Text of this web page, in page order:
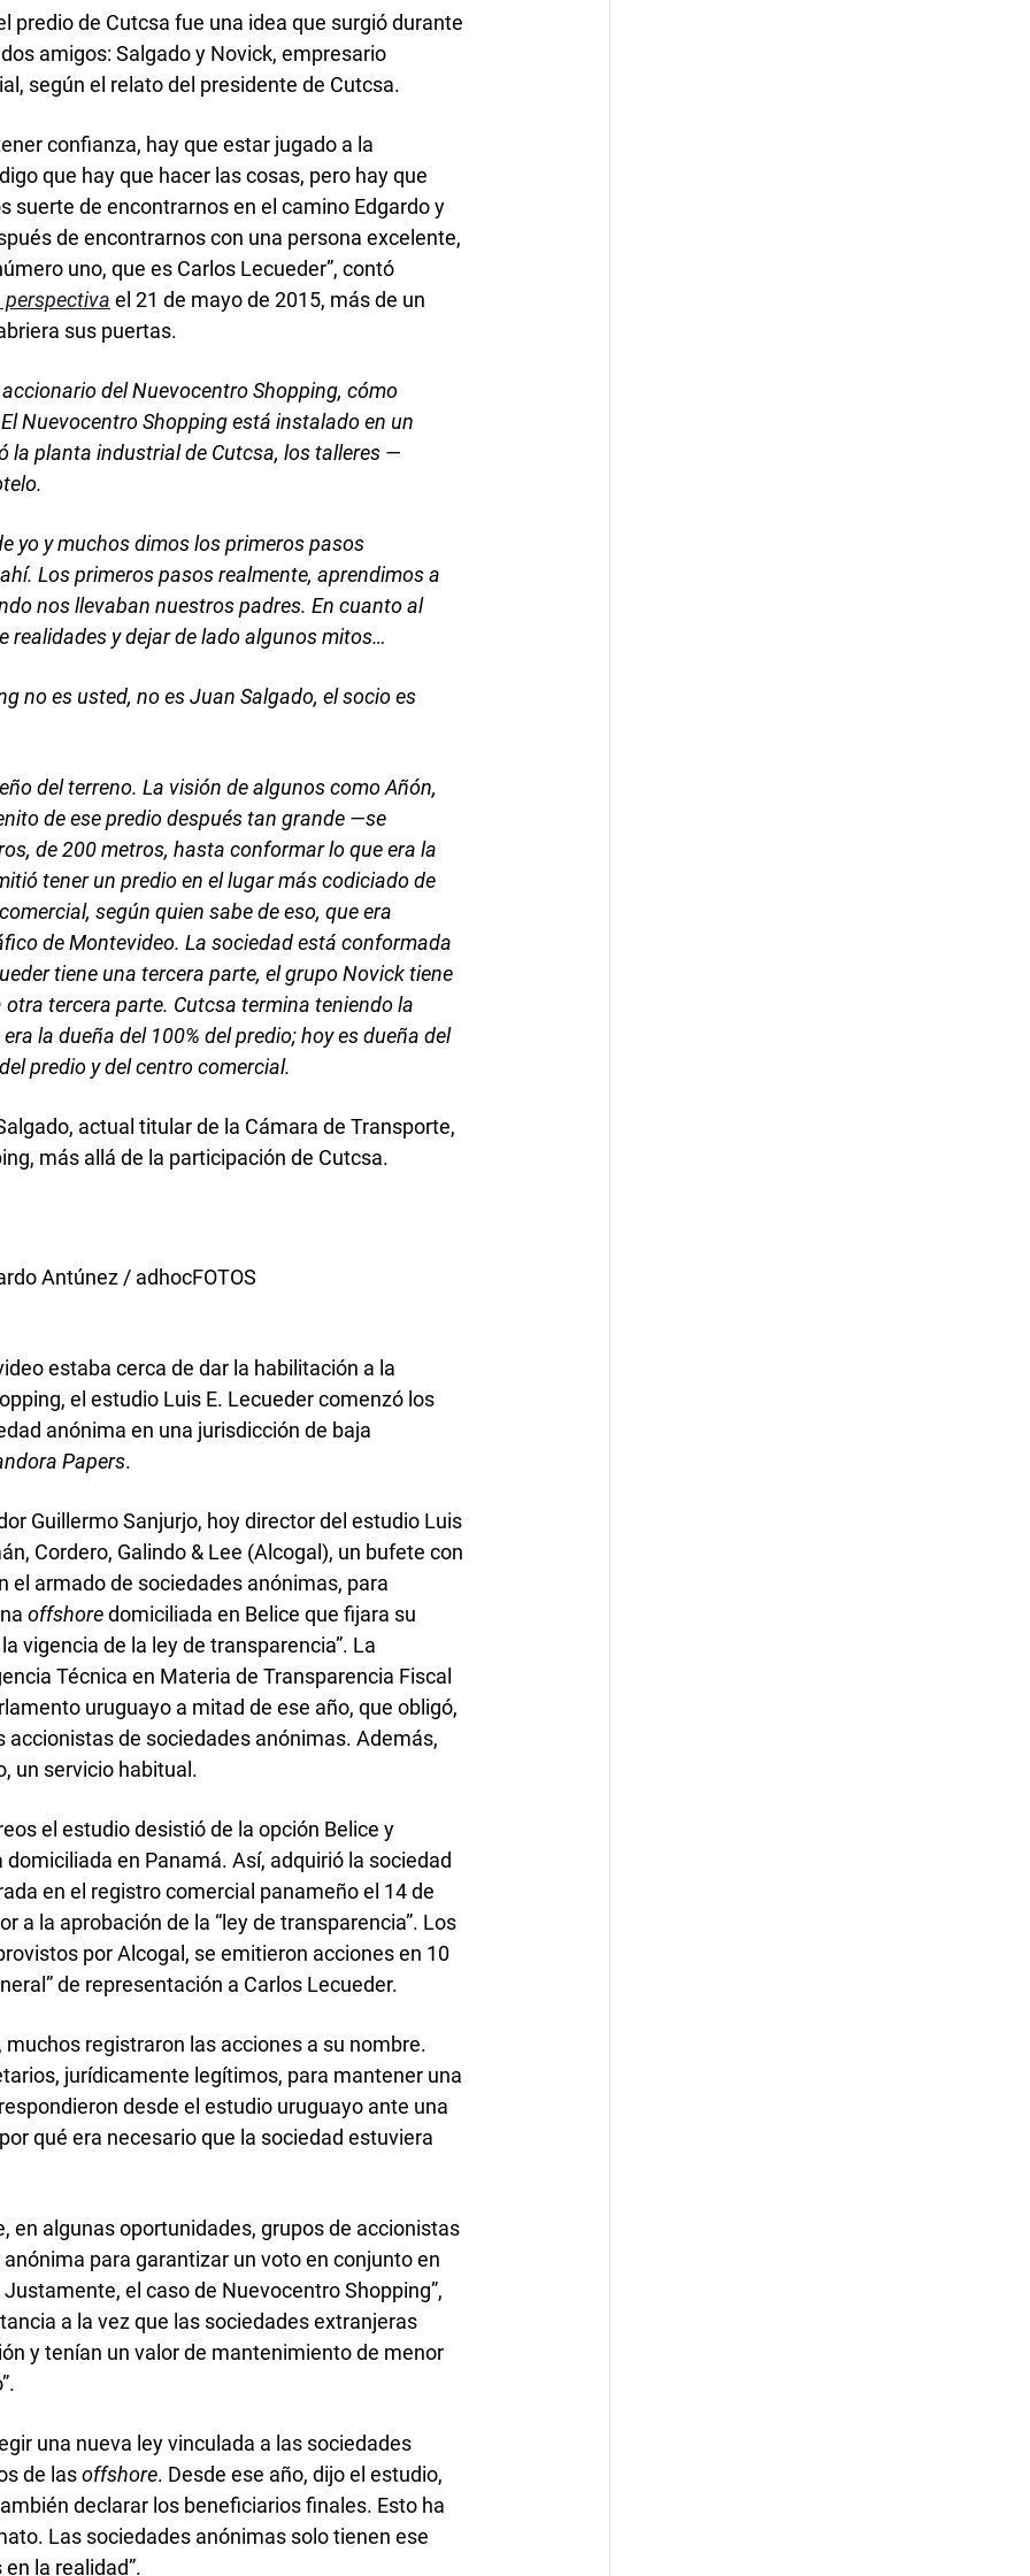
predio de Cutcsa fue una idea que surgió durante
amigos: Salgado y Novick, empresario
según el relato del presidente de Cutcsa.
confianza, hay que estar jugado a la
que hay que hacer las cosas, pero hay que
suerte de encontrarnos en el camino Edgardo y
de encontrarnos con una persona excelente,
uno, que es Carlos Lecueder”, contó
perspectiva el 21 de mayo de 2015, más de un
sus puertas.
del Nuevocentro Shopping, cómo
Nuevocentro Shopping está instalado en un
la planta industrial de Cutcsa, los talleres —
yo y muchos dimos los primeros pasos
Los primeros pasos realmente, aprendimos a
nos llevaban nuestros padres. En cuanto al
realidades y dejar de lado algunos mitos…
no es usted, no es Juan Salgado, el socio es
del terreno. La visión de algunos como Añón,
de ese predio después tan grande —se
de 200 metros, hasta conformar lo que era la
tener un predio en el lugar más codiciado de
según quien sabe de eso, que era
de Montevideo. La sociedad está conformada
tiene una tercera parte, el grupo Novick tiene
tercera parte. Cutcsa termina teniendo la
la dueña del 100% del predio; hoy es dueña del
predio y del centro comercial.
actual titular de la Cámara de Transporte,
más allá de la participación de Cutcsa.
Antúnez / adhocFOTOS
estaba cerca de dar la habilitación a la
el estudio Luis E. Lecueder comenzó los
anónima en una jurisdicción de baja
Papers.
Guillermo Sanjurjo, hoy director del estudio Luis
Cordero, Galindo & Lee (Alcogal), un bufete con
el armado de sociedades anónimas, para
offshoredomiciliada en Belice que fijara su
vigencia de la ley de transparencia”. La
Técnica en Materia de Transparencia Fiscal
uruguayo a mitad de ese año, que obligó,
accionistas de sociedades anónimas. Además,
un servicio habitual.
el estudio desistió de la opción Belice y
en Panamá. Así, adquirió la sociedad
en el registro comercial panameño el 14 de
a la aprobación de la “ley de transparencia”. Los
por Alcogal, se emitieron acciones en 10
de representación a Carlos Lecueder.
muchos registraron las acciones a su nombre.
jurídicamente legítimos, para mantener una
desde el estudio uruguayo ante una
qué era necesario que la sociedad estuviera
en algunas oportunidades, grupos de accionistas
para garantizar un voto en conjunto en
el caso de Nuevocentro Shopping”,
a la vez que las sociedades extranjeras
y tenían un valor de mantenimiento de menor
una nueva ley vinculada a las sociedades
de lasoffshore. Desde ese año, dijo el estudio,
declarar los beneficiarios finales. Esto ha
Las sociedades anónimas solo tienen ese
la realidad”.